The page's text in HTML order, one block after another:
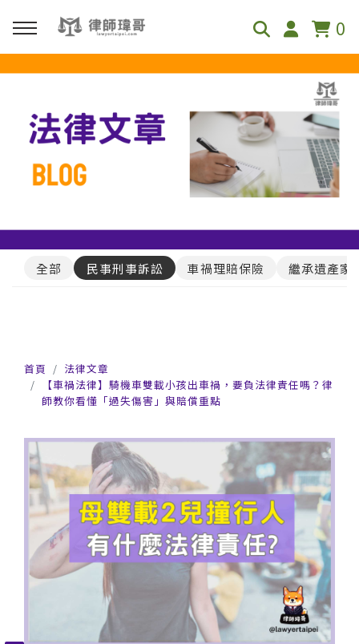
0
回主選單
免費影音資源
Youtube
全部 民事刑事訴訟 車禍理賠保險 繼承遺產家
首頁
法律文章
【車禍法律】騎機車雙載小孩出車禍，要負法律責任嗎？律
師教你看懂「過失傷害」與賠償重點